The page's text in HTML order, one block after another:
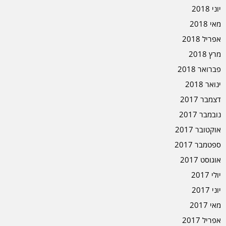
יוני 2018
מאי 2018
אפריל 2018
מרץ 2018
פברואר 2018
ינואר 2018
דצמבר 2017
נובמבר 2017
אוקטובר 2017
ספטמבר 2017
אוגוסט 2017
יולי 2017
יוני 2017
מאי 2017
אפריל 2017